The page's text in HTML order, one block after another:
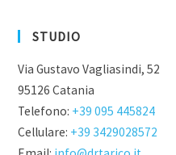
STUDIO
Via Gustavo Vagliasindi, 52
95126 Catania
Telefono: +39 095 445824
Cellulare: +39 3429028572